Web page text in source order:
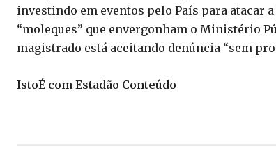
investindo em eventos pelo País para atacar
“moleques” que envergonham o Ministério
magistrado está aceitando denúncia “sem
IstoÉ com Estadão Conteúdo